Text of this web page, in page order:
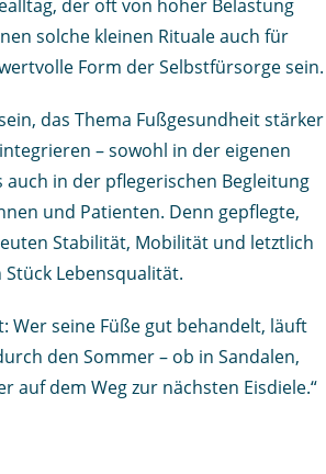
der oft von hoher Belastung
solche kleinen Rituale auch für
Form der Selbstfürsorge sein.
das Thema Fußgesundheit stärker
– sowohl in der eigenen
in der pflegerischen Begleitung
und Patienten. Denn gepflegte,
Stabilität, Mobilität und letztlich
Stück Lebensqualität.
Wer seine Füße gut behandelt, läuft
den Sommer – ob in Sandalen,
auf dem Weg zur nächsten Eisdiele.“